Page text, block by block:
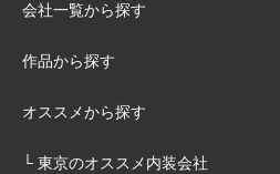
会社一覧から探す
作品から探す
オススメから探す
└ 東京のオススメ内装会社